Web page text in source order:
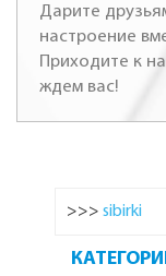
Дарите
настроение
Приходите к
ждем вас!
>>> sibirki